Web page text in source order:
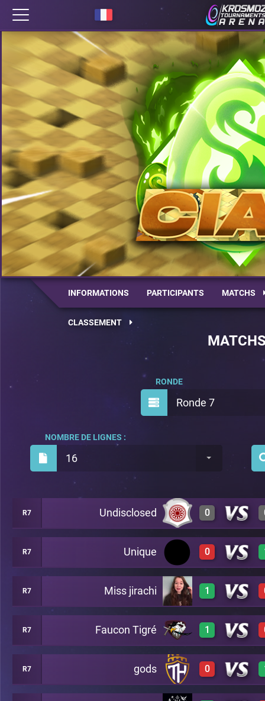
INFORMATIONS PARTICIPANTS MATCHS
CLASSEMENT
Ronde 7
RONDE
16
NOMBRE DE LIGNES :
R7 Undisclosed 0
A1
R7 Unique 0
0 A1
R7 Miss jirachi 1
1 A1
R7 Faucon Tigré 1
1 A1
R7 gods 0